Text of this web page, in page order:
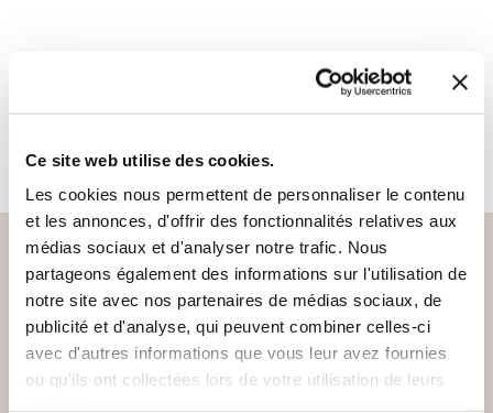
Ce site web utilise des cookies.
Les cookies nous permettent de personnaliser le contenu
et les annonces, d'offrir des fonctionnalités relatives aux
médias sociaux et d'analyser notre trafic. Nous
partageons également des informations sur l'utilisation de
notre site avec nos partenaires de médias sociaux, de
publicité et d'analyse, qui peuvent combiner celles-ci
avec d'autres informations que vous leur avez fournies
ou qu'ils ont collectées lors de votre utilisation de leurs
pour le moment.
PAIEMENT SÉCURISÉ